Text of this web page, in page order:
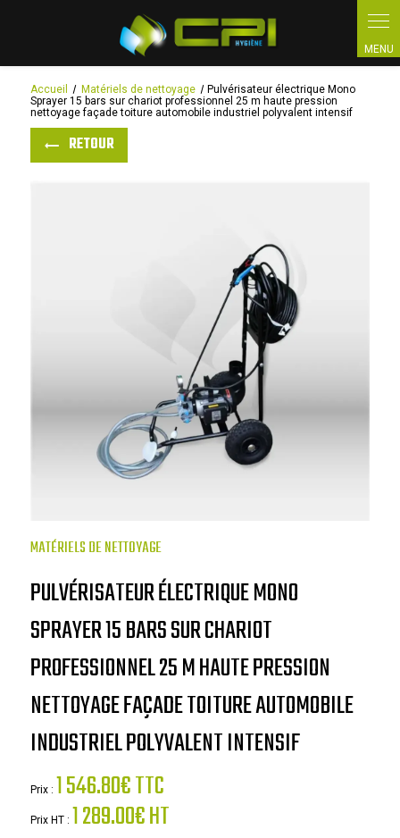
Accueil Matériels de nettoyage
Pulvérisateur électrique Mono
Sprayer 15 bars sur chariot professionnel 25 m haute pression
nettoyage façade toiture automobile industriel polyvalent intensif
RETOUR
MATÉRIELS DE NETTOYAGE
PULVÉRISATEUR ÉLECTRIQUE MONO
SPRAYER 15 BARS SUR CHARIOT
PROFESSIONNEL 25 M HAUTE PRESSION
NETTOYAGE FAÇADE TOITURE AUTOMOBILE
INDUSTRIEL POLYVALENT INTENSIF
Prix : 1 546.80€ TTC
Prix HT : 1 289.00€ HT